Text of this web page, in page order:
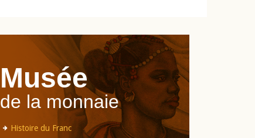
Musée
de la monnaie
Histoire du Franc